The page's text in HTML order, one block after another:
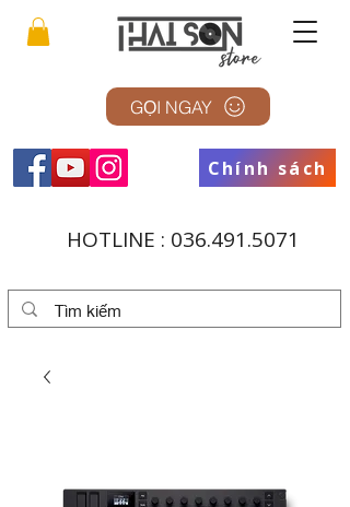
GỌI NGAY
Chính sách
HOTLINE : 036.491.5071